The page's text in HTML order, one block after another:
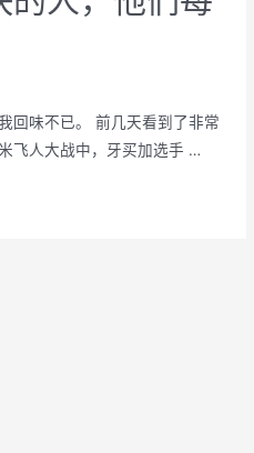
回味不已。 前几天看到了非常
飞人大战中，牙买加选手 …